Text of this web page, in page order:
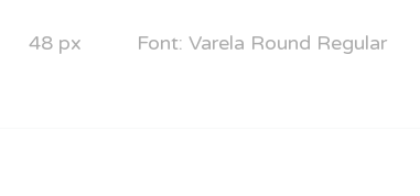
48 px Font: Varela Round Regular